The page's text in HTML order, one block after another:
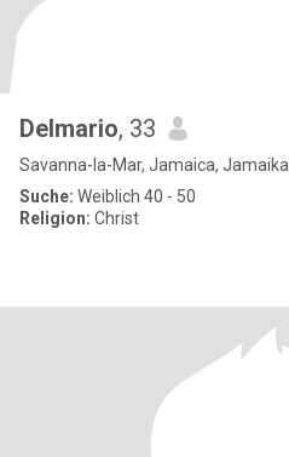
Delmario, 33
Savanna-la-Mar, Jamaica, Jamaika
Suche: Weiblich 40 - 50
Religion: Christ